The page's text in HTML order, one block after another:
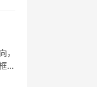
，
内